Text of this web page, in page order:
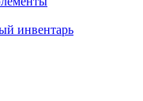
инвентарь